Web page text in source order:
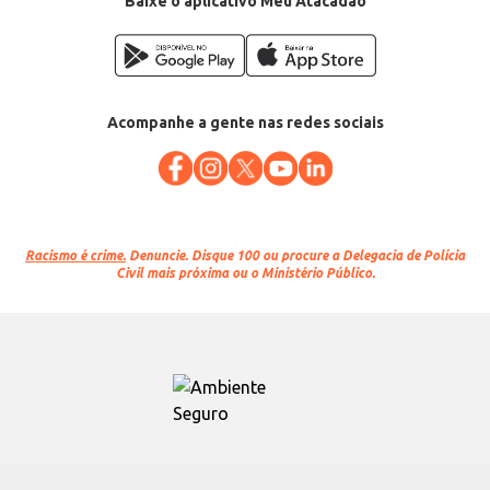
Acompanhe a gente nas redes sociais
Racismo é crime. Denuncie. Disque 100 ou procure a Delegacia de Polícia
Civil mais próxima ou o Ministério Público.